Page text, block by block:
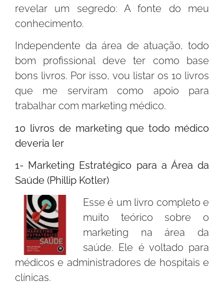
revelar um segredo: A fonte do meu
conhecimento.
Independente da área de atuação, todo
bom profissional deve ter como base
bons livros. Por isso, vou listar os 10 livros
que me serviram como apoio para
trabalhar com marketing médico.
10 livros de marketing que todo médico
deveria ler
1- Marketing Estratégico para a Área da
Saúde (Phillip Kotler)
Esse é um livro completo e
muito teórico sobre o
marketing na área da
saúde. Ele é voltado para
médicos e administradores de hospitais e
clínicas.